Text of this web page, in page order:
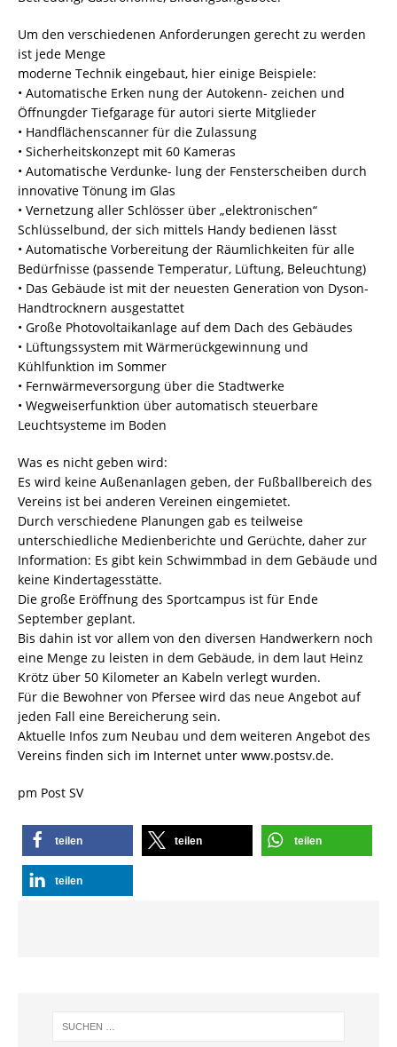
Um den verschiedenen Anforderungen gerecht zu werden
ist jede Menge
moderne Technik eingebaut, hier einige Beispiele:
• Automatische Erken nung der Autokenn- zeichen und
Öffnungder Tiefgarage für autori sierte Mitglieder
• Handflächenscanner für die Zulassung
• Sicherheitskonzept mit 60 Kameras
• Automatische Verdunke- lung der Fensterscheiben durch
innovative Tönung im Glas
• Vernetzung aller Schlösser über „elektronischen“
Schlüsselbund, der sich mittels Handy bedienen lässt
• Automatische Vorbereitung der Räumlichkeiten für alle
Bedürfnisse (passende Temperatur, Lüftung, Beleuchtung)
• Das Gebäude ist mit der neuesten Generation von Dyson-
Handtrocknern ausgestattet
• Große Photovoltaikanlage auf dem Dach des Gebäudes
• Lüftungssystem mit Wärmerückgewinnung und
Kühlfunktion im Sommer
• Fernwärmeversorgung über die Stadtwerke
• Wegweiserfunktion über automatisch steuerbare
Leuchtsysteme im Boden
Was es nicht geben wird:
Es wird keine Außenanlagen geben, der Fußballbereich des
Vereins ist bei anderen Vereinen eingemietet.
Durch verschiedene Planungen gab es teilweise
unterschiedliche Medienberichte und Gerüchte, daher zur
Information: Es gibt kein Schwimmbad in dem Gebäude und
keine Kindertagesstätte.
Die große Eröffnung des Sportcampus ist für Ende
September geplant.
Bis dahin ist vor allem von den diversen Handwerkern noch
eine Menge zu leisten in dem Gebäude, in dem laut Heinz
Krötz über 50 Kilometer an Kabeln verlegt wurden.
Für die Bewohner von Pfersee wird das neue Angebot auf
jeden Fall eine Bereicherung sein.
Aktuelle Infos zum Neubau und dem weiteren Angebot des
Vereins finden sich im Internet unter www.postsv.de.
pm Post SV
teilen teilen teilen
teilen